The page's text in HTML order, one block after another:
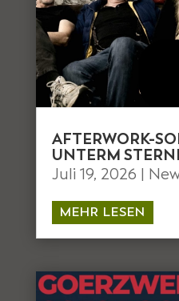
AFTERWORK-
UNTERM
Juli 19, 2026 |
MEHR LESEN